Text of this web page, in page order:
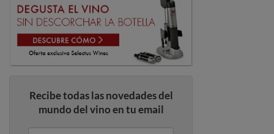
Recibe todas las novedades del
mundo del vino en tu email